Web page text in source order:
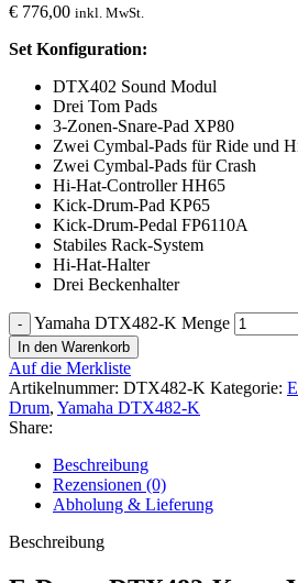
€ 776,00 inkl. MwSt.
Set Konfiguration:
DTX402 Sound Modul
Drei Tom Pads
3-Zonen-Snare-Pad XP80
Zwei Cymbal-Pads für Ride und
Zwei Cymbal-Pads für Crash
Hi-Hat-Controller HH65
Kick-Drum-Pad KP65
Kick-Drum-Pedal FP6110A
Stabiles Rack-System
Hi-Hat-Halter
Drei Beckenhalter
Yamaha DTX482-K Menge
In den Warenkorb
Auf die Merkliste
Artikelnummer: DTX482-K Kategorie:
Drum, Yamaha DTX482-K
Share:
Beschreibung
Rezensionen (0)
Abholung & Lieferung
Beschreibung